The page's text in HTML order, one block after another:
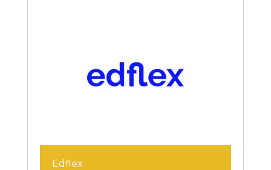
Edflex